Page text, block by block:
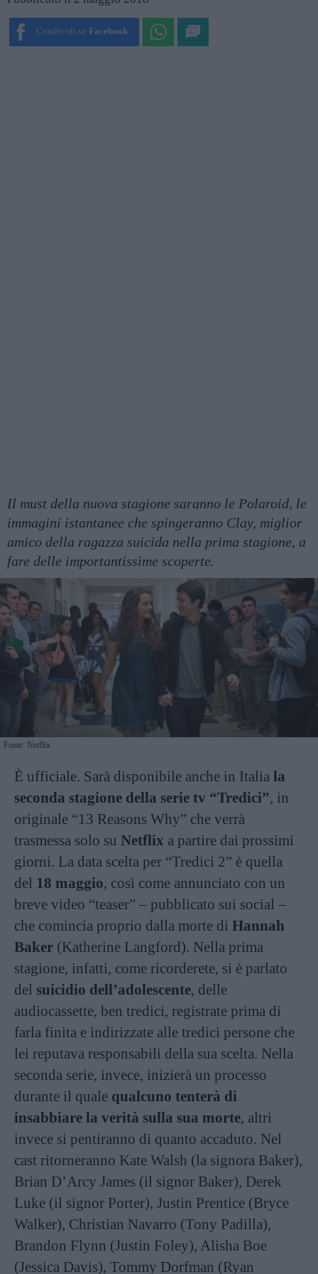
Condividi su Facebook
Il must della nuova stagione saranno le Polaroid, le
immagini istantanee che spingeranno Clay, miglior
amico della ragazza suicida nella prima stagione, a
fare delle importantissime scoperte.
Fonte: Netflix
È ufficiale. Sarà disponibile anche in Italia la
seconda stagione della serie tv “Tredici”, in
originale “13 Reasons Why” che verrà
trasmessa solo su Netflix a partire dai prossimi
giorni. La data scelta per “Tredici 2” è quella
del 18 maggio, così come annunciato con un
breve video “teaser” – pubblicato sui social –
che comincia proprio dalla morte di Hannah
Baker (Katherine Langford). Nella prima
stagione, infatti, come ricorderete, si è parlato
del suicidio dell’adolescente, delle
audiocassette, ben tredici, registrate prima di
farla finita e indirizzate alle tredici persone che
lei reputava responsabili della sua scelta. Nella
seconda serie, invece, inizierà un processo
durante il quale qualcuno tenterà di
insabbiare la verità sulla sua morte, altri
invece si pentiranno di quanto accaduto. Nel
cast ritorneranno Kate Walsh (la signora Baker),
Brian D’Arcy James (il signor Baker), Derek
Luke (il signor Porter), Justin Prentice (Bryce
Walker), Christian Navarro (Tony Padilla),
Brandon Flynn (Justin Foley), Alisha Boe
(Jessica Davis), Tommy Dorfman (Ryan